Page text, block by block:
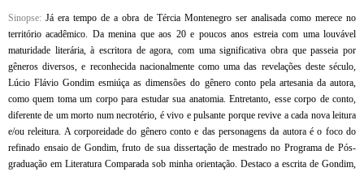
Sinopse: Já era tempo de a obra de Tércia Montenegro ser analisada como merece no
território acadêmico. Da menina que aos 20 e poucos anos estreia com uma louvável
maturidade literária, à escritora de agora, com uma significativa obra que passeia por
gêneros diversos, e reconhecida nacionalmente como uma das revelações deste século,
Lúcio Flávio Gondim esmiúça as dimensões do gênero conto pela artesania da autora,
como quem toma um corpo para estudar sua anatomia. Entretanto, esse corpo de conto,
diferente de um morto num necrotério, é vivo e pulsante porque revive a cada nova leitura
e/ou releitura. A corporeidade do gênero conto e das personagens da autora é o foco do
refinado ensaio de Gondim, fruto de sua dissertação de mestrado no Programa de Pós-
graduação em Literatura Comparada sob minha orientação. Destaco a escrita de Gondim,